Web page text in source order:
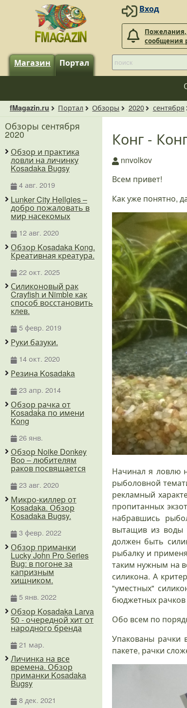
Вход
сообщения
Магазин Портал
fMagazin.ru Портал Обзоры 2020 сентября
Конг -
nnvolkov
Всем привет!
Как уже понятно,
Начинал я ловлю
рыболовной
рекламный
пропитанных
набравшись
вытащив из воды
должен быть
рыбалку и
таким нужным на
силикона. А
"уместных"
бюджетных рачков
Обо всем по
Упакованы рачки
пакете, рачки
Обзоры сентября
2020
Обзор и практика
ловли на личинку
Kosadaka Bugsy
4 авг. 2019
Lunker City Hellgies –
добро пожаловать в
мир насекомых
12 авг. 2020
Обзор Kosadaka Kong.
Креативная креатура.
22 окт. 2025
Силиконовый рак
Crayfish и Nimble как
способ восстановить
клев.
5 февр. 2019
Руки базуки.
14 окт. 2020
Резина Kosadaka
23 апр. 2014
Обзор рачка от
Kosadaka по имени
Kong
26 янв.
Обзор Noike Donkey
Boo – любителям
раков посвящается
23 авг. 2020
Микро-киллер от
Kosadaka. Обзор
Kosadaka Bugsy.
3 февр. 2022
Обзор приманки
Lucky John Pro Series
Bug: в погоне за
капризным
хищником.
5 янв. 2022
Обзор Kosadaka Larva
50 - очередной хит от
народного бренда
21 мар.
Личинка на все
времена. Обзор
приманки Kosadaka
Bugsy
8 дек. 2021